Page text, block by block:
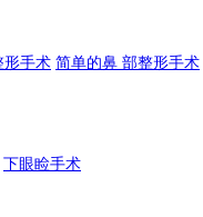
形手术 简单的鼻 部整形手术
下眼睑手术